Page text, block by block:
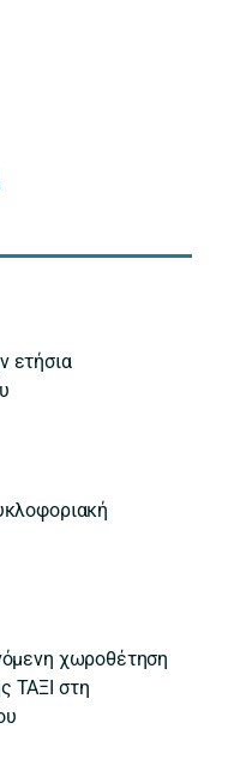
ετήσια
χωροθέτηση
ΤΑΞΙ στη